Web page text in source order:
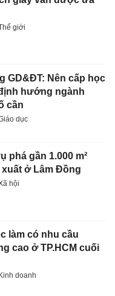
giới
GD&ĐT: Nên cấp học
hướng ngành
cần
dục
phá gần 1.000 m²
ở Lâm Đồng
hội
làm có nhu cầu
cao ở TP.HCM cuối
doanh